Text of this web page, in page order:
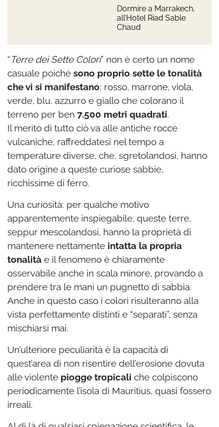
Dormire a Marrakech,
all’Hotel Riad Sable
Chaud
“Terre dei Sette Colori” non è certo un nome
casuale poiché sono proprio sette le tonalità
che vi si manifestano: rosso, marrone, viola,
verde, blu, azzurro e giallo che colorano il
terreno per ben 7.500 metri quadrati.
Il merito di tutto ciò va alle antiche rocce
vulcaniche, raffreddatesi nel tempo a
temperature diverse, che, sgretolandosi, hanno
dato origine a queste curiose sabbie,
ricchissime di ferro.
Una curiosità: per qualche motivo
apparentemente inspiegabile, queste terre,
seppur mescolandosi, hanno la proprietà di
mantenere nettamente intatta la propria
tonalità e il fenomeno è chiaramente
osservabile anche in scala minore, provando a
prendere tra le mani un pugnetto di sabbia.
Anche in questo caso i colori risulteranno alla
vista perfettamente distinti e “separati”, senza
mischiarsi mai.
Un’ulteriore peculiarità è la capacità di
quest’area di non risentire dell’erosione dovuta
alle violente piogge tropicali che colpiscono
periodicamente l’isola di Mauritius, quasi fossero
irreali.